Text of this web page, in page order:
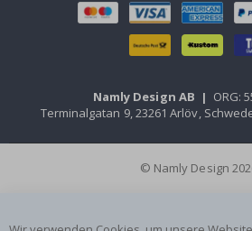
Namly Design AB | ORG:
Terminalgatan 9, 23261 Arlöv,
© Namly Design